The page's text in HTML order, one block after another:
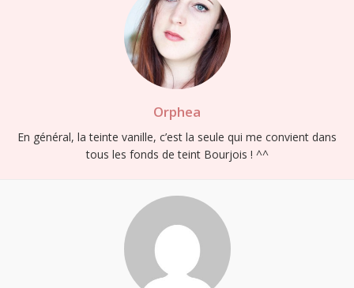
Orphea
En général, la teinte vanille, c’est la seule qui me convient dans
tous les fonds de teint Bourjois ! ^^